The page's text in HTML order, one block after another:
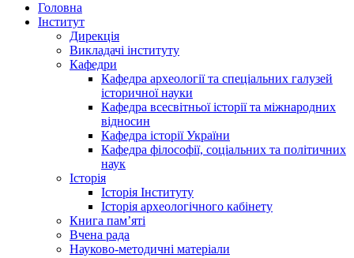
Головна
Інститут
Дирекція
Викладачі інституту
Кафедри
Кафедра археології та спеціальних галузей
історичної науки
Кафедра всесвітньої історії та міжнародних
відносин
Кафедра історії України
Кафедра філософії, соціальних та політичних
наук
Історія
Історія Інституту
Історія археологічного кабінету
Книга памʼяті
Вчена рада
Науково-методичні матеріали